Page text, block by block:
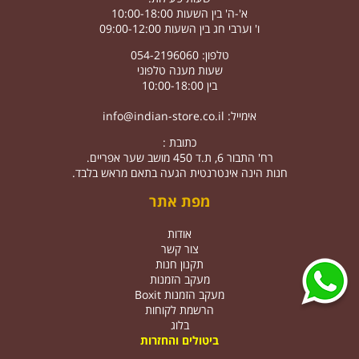
א'-ה' בין השעות 10:00-18:00
ו' וערבי חג בין השעות 09:00-12:00
טלפון: 054-2196060
שעות מענה טלפוני
בין 10:00-18:00
אימייל: info@indian-store.co.il
כתובת :
רח' התבור 6, ת.ד 450 מושב שער אפריים.
חנות הינה אינטרנטית הגעה בתאם מראש בלבד.
מפת אתר
אודות
צור קשר
תקנון חנות
מעקב הזמנות
מעקב הזמנות Boxit
הרשמת לקוחות
בלוג
ביטולים והחזרות